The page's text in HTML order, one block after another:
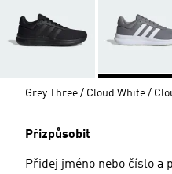
Grey Three / Cloud White /
Přizpůsobit
Přidej jméno nebo číslo a